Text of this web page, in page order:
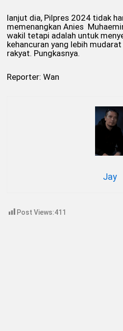
lanjut dia, Pilpres 2024 tidak
memenangkan Anies
wakil tetapi adalah untuk
kehancuran yang lebih
rakyat. Pungkasnya.
Reporter: Wan
Jay
Post Views:411